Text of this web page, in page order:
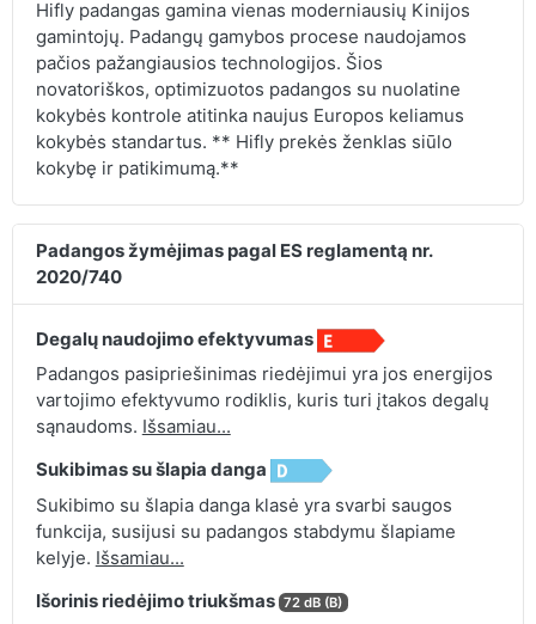
Hifly padangas gamina vienas moderniausių Kinijos
gamintojų. Padangų gamybos procese naudojamos
pačios pažangiausios technologijos. Šios
novatoriškos, optimizuotos padangos su nuolatine
kokybės kontrole atitinka naujus Europos keliamus
kokybės standartus. ** Hifly prekės ženklas siūlo
kokybę ir patikimumą.**
Padangos žymėjimas pagal ES reglamentą nr.
2020/740
Degalų naudojimo efektyvumas
Padangos pasipriešinimas riedėjimui yra jos energijos
vartojimo efektyvumo rodiklis, kuris turi įtakos degalų
sąnaudoms. Išsamiau...
Sukibimas su šlapia danga
Sukibimo su šlapia danga klasė yra svarbi saugos
funkcija, susijusi su padangos stabdymu šlapiame
kelyje. Išsamiau...
Išorinis riedėjimo triukšmas 72 dB (B)